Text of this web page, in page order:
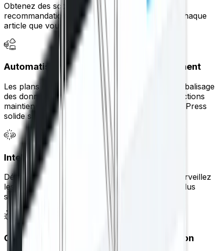
Obtenez des scores SEO en temps réel et des
recommandations exploitables pour renforcer chaque
article que vous publiez.
Automatisation technique du référencement
Les plans de site mis à jour automatiquement, le balisage
des données structurées et la gestion des redirections
maintiennent votre base de référencement WordPress
solide sans travail manuel.
Intelligence de création de liens
Découvrez les opportunités de liens internes, surveillez
les liens rompus et créez une structure de site plus
solide que les moteurs de recherche adorent.
Contrôle de l'exploration et de l'indexation